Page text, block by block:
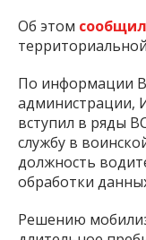
Об этом
По информации
администрации,
вступил в ряды
службу в
должность
обработки
Решению